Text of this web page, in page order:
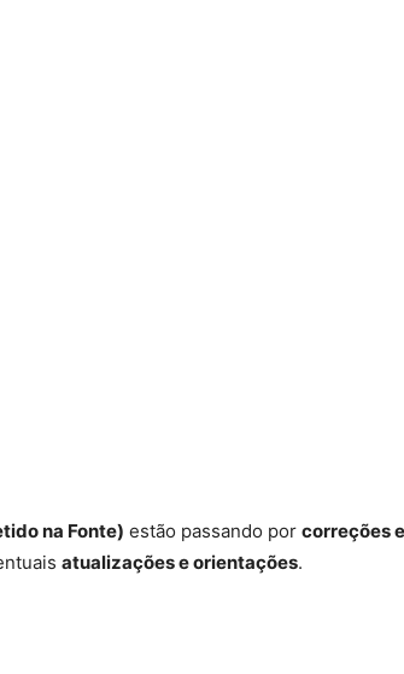
na Fonte) estão passando por correções e
atualizações e orientações.